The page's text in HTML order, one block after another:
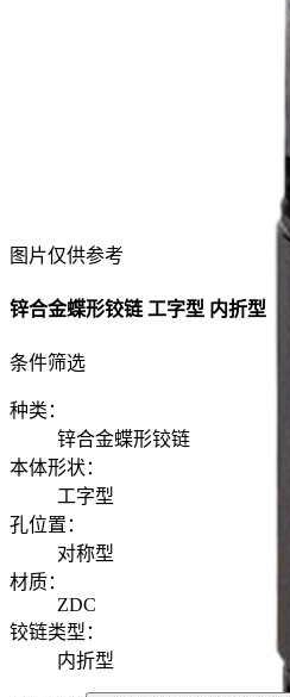
图片仅供参考
锌合金蝶形铰链 工字型 内折型
条件筛选
种类 ：
锌合金蝶形铰链
本体形状：
工字型
孔位置 ：
对称型
材质：
ZDC
铰链类型 ：
内折型